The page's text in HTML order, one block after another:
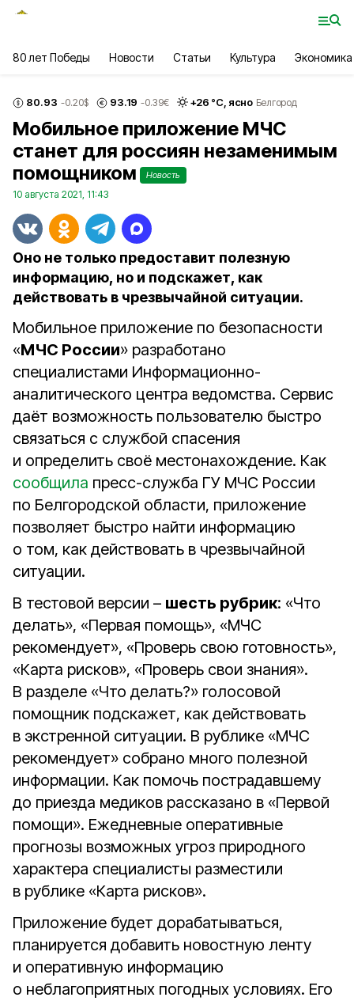
80 лет Победы Новости Статьи Культура Экономика
80.93 -0.20$ 93.19 -0.39€ +26 °С, ясно Белгород
Мобильное приложение МЧС
станет для россиян незаменимым
помощником
Новость
10 августа 2021, 11:43
Оно не только предоставит полезную
информацию, но и подскажет, как
действовать в чрезвычайной ситуации.
Мобильное приложение по безопасности
«МЧС России» разработано
специалистами Информационно-
аналитического центра ведомства. Сервис
даёт возможность пользователю быстро
связаться с службой спасения
и определить своё местонахождение. Как
сообщила пресс-служба ГУ МЧС России
по Белгородской области, приложение
позволяет быстро найти информацию
о том, как действовать в чрезвычайной
ситуации.
В тестовой версии – шесть рубрик: «Что
делать», «Первая помощь», «МЧС
рекомендует», «Проверь свою готовность»,
«Карта рисков», «Проверь свои знания».
В разделе «Что делать?» голосовой
помощник подскажет, как действовать
в экстренной ситуации. В рублике «МЧС
рекомендует» собрано много полезной
информации. Как помочь пострадавшему
до приезда медиков рассказано в «Первой
помощи». Ежедневные оперативные
прогнозы возможных угроз природного
характера специалисты разместили
в рублике «Карта рисков».
Приложение будет дорабатываться,
планируется добавить новостную ленту
и оперативную информацию
о неблагоприятных погодных условиях. Его